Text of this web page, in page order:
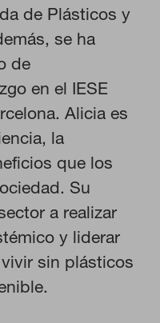
de Plásticos y
se ha
de
en el IESE
Alicia es
la
que los
Su
a realizar
y liderar
sin plásticos
la sección "Configuración
consultar nuestra